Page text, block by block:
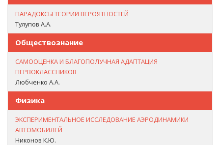
ПАРАДОКСЫ ТЕОРИИ ВЕРОЯТНОСТЕЙ
Тулупов А.А.
Обществознание
САМООЦЕНКА И БЛАГОПОЛУЧНАЯ АДАПТАЦИЯ
ПЕРВОКЛАССНИКОВ
Любченко А.А.
Физика
ЭКСПЕРИМЕНТАЛЬНОЕ ИССЛЕДОВАНИЕ АЭРОДИНАМИКИ
АВТОМОБИЛЕЙ
Никонов К.Ю.